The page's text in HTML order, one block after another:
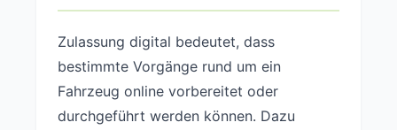
Zulassung digital bedeutet, dass
bestimmte Vorgänge rund um ein
Fahrzeug online vorbereitet oder
durchgeführt werden können. Dazu